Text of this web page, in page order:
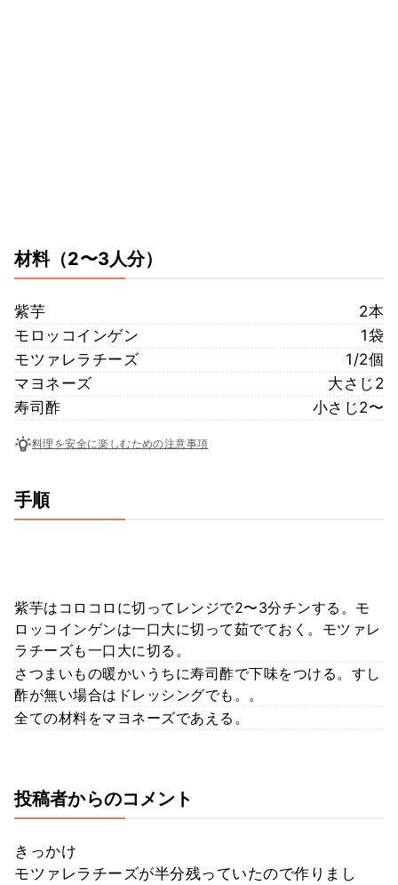
材料（2〜3人分）
紫芋
2本
モロッコインゲン
1袋
モツァレラチーズ
1/2個
マヨネーズ
大さじ2
寿司酢
小さじ2〜
料理を安全に楽しむための注意事項
手順
紫芋はコロコロに切ってレンジで2〜3分チンする。モ
ロッコインゲンは一口大に切って茹でておく。モツァレ
ラチーズも一口大に切る。
さつまいもの暖かいうちに寿司酢で下味をつける。すし
酢が無い場合はドレッシングでも。。
全ての材料をマヨネーズであえる。
投稿者からのコメント
きっかけ
モツァレラチーズが半分残っていたので作りまし